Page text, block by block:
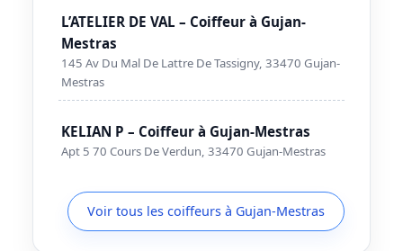
L’ATELIER DE VAL – Coiffeur à Gujan-
Mestras
145 Av Du Mal De Lattre De Tassigny, 33470 Gujan-
Mestras
KELIAN P – Coiffeur à Gujan-Mestras
Apt 5 70 Cours De Verdun, 33470 Gujan-Mestras
Voir tous les coiffeurs à Gujan-Mestras